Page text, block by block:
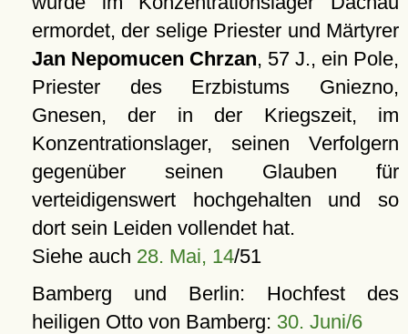
ermordet, der selige Priester und Märtyrer
Jan Nepomucen Chrzan, 57 J., ein Pole,
Priester des Erzbistums Gniezno,
Gnesen, der in der Kriegszeit, im
Konzentrationslager, seinen Verfolgern
gegenüber seinen Glauben für
verteidigenswert hochgehalten und so
dort sein Leiden vollendet hat.
Siehe auch 28. Mai, 14/51
Bamberg und Berlin: Hochfest des
heiligen Otto von Bamberg: 30. Juni/6